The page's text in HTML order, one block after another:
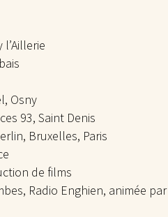
Osny
93, Saint Denis
Bruxelles, Paris
de films
Radio Enghien, animée par